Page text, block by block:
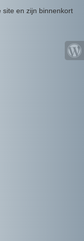
en zijn binnenkort